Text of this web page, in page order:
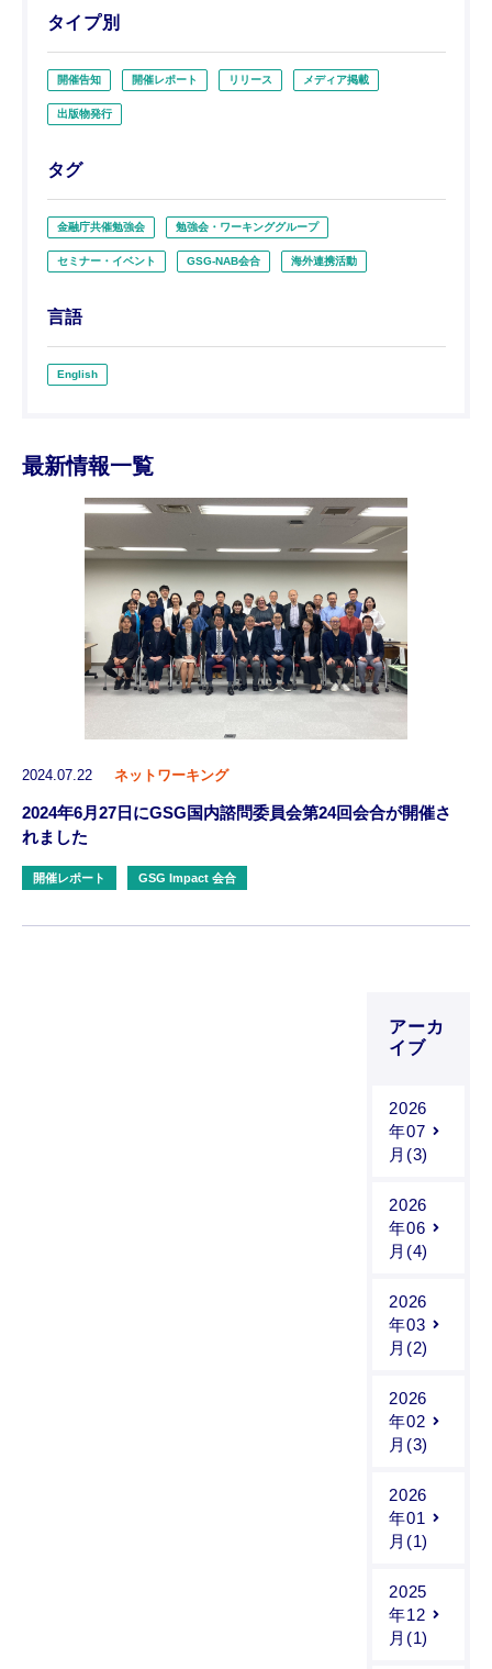
タイプ別
開催告知 開催レポート リリース メディア掲載
出版物発行
タグ
金融庁共催勉強会 勉強会・ワーキンググループ
セミナー・イベント GSG-NAB会合 海外連携活動
言語
English
最新情報一覧
2024.07.22 ネットワーキング
2024年6月27日にGSG国内諮問委員会第24回会合が開催さ
れました
開催レポート GSG Impact 会合
アーカ
イブ
2026
年07
月(3)
2026
年06
月(4)
2026
年03
月(2)
2026
年02
月(3)
2026
年01
月(1)
2025
年12
月(1)